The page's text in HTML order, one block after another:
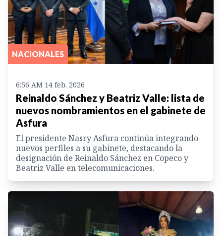
NACIONALES
6:56 AM 14 feb. 2026
Reinaldo Sánchez y Beatriz Valle: lista de
nuevos nombramientos en el gabinete de
Asfura
El presidente Nasry Asfura continúa integrando
nuevos perfiles a su gabinete, destacando la
designación de Reinaldo Sánchez en Copeco y
Beatriz Valle en telecomunicaciones.